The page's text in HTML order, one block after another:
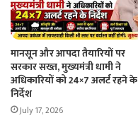
मानसून और आपदा तैयारियों पर
सरकार सख्त, मुख्यमंत्री धामी ने
अधिकारियों को 24×7 अलर्ट रहने के
निर्देश
July 17, 2026